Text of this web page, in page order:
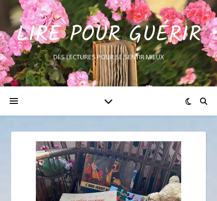
LIRE POUR GUÉRIR
DES LECTURES POUR SE SENTIR MIEUX